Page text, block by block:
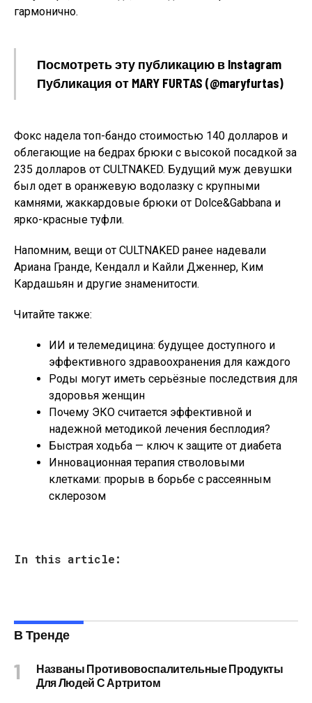
гармонично.
Посмотреть эту публикацию в Instagram
Публикация от MARY FURTAS (@maryfurtas)
Фокс надела топ-бандо стоимостью 140 долларов и
облегающие на бедрах брюки с высокой посадкой за
235 долларов от CULTNAKED. Будущий муж девушки
был одет в оранжевую водолазку с крупными
камнями, жаккардовые брюки от Dolce&Gabbana и
ярко-красные туфли.
Напомним, вещи от CULTNAKED ранее надевали
Ариана Гранде, Кендалл и Кайли Дженнер, Ким
Кардашьян и другие знаменитости.
Читайте также:
ИИ и телемедицина: будущее доступного и
эффективного здравоохранения для каждого
Роды могут иметь серьёзные последствия для
здоровья женщин
Почему ЭКО считается эффективной и
надежной методикой лечения бесплодия?
Быстрая ходьба — ключ к защите от диабета
Инновационная терапия стволовыми
клетками: прорыв в борьбе с рассеянным
склерозом
In this article:
В Тренде
Названы Противовоспалительные Продукты
Для Людей С Артритом